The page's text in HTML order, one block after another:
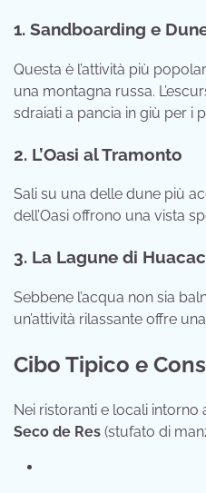
1. Sandboarding e
Questa è l’attività più
una montagna russa.
sdraiati a pancia in giù per i
2. L’Oasi al Tramonto
Sali su una delle dune più
dell’Oasi offrono una vista
3. La Lagune di
Sebbene l’acqua non sia
un’attività rilassante offre
Cibo Tipico e
Nei ristoranti e locali intorno
Seco de Res (stufato di